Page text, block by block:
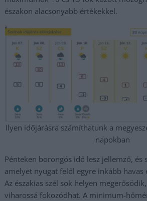
északon alacsonyabb értékekkel.
Ilyen időjárásra számíthatunk a
napokban
Pénteken borongós idő lesz jellemző, és
amelyet nyugat felől egyre inkább havas
Az északias szél sok helyen
viharossá fokozódhat. A minimum-